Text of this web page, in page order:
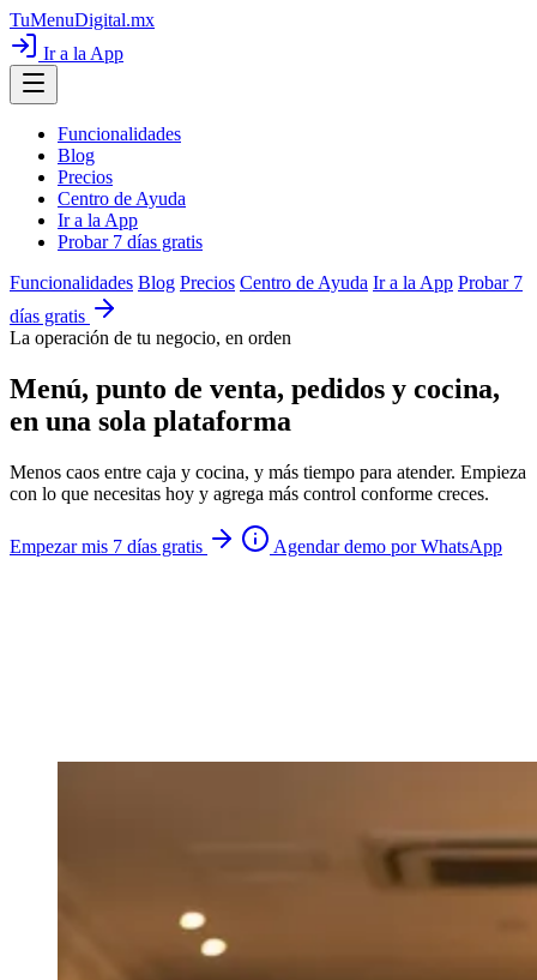
TuMenuDigital.mx
Ir a la App
Funcionalidades
Blog
Precios
Centro de Ayuda
Ir a la App
Probar 7 días gratis
Funcionalidades Blog Precios Centro de Ayuda Ir a la App Probar 7
días gratis
La operación de tu negocio, en orden
Menú, punto de venta, pedidos y cocina,
en una sola plataforma
Menos caos entre caja y cocina, y más tiempo para atender. Empieza
con lo que necesitas hoy y agrega más control conforme creces.
Empezar mis 7 días gratis Agendar demo por WhatsApp